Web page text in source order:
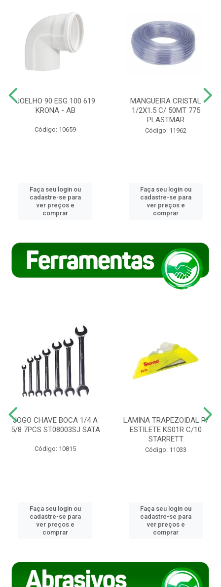
JOELHO 90 ESG 100 619
KRONA - AB
Código: 10659
Faça seu login ou
cadastre-se para
ver preços e
comprar
MANGUEIRA CRISTAL
1/2X1.5 C/ 50MT 775
PLASTMAR
Código: 11962
Faça seu login ou
cadastre-se para
ver preços e
comprar
JOGO CHAVE BOCA 1/4 A
5/8 7PCS ST08003SJ SATA
Código: 10815
Faça seu login ou
cadastre-se para
ver preços e
comprar
LAMINA TRAPEZOIDAL P/
ESTILETE KS01R C/10
STARRETT
Código: 11033
Faça seu login ou
cadastre-se para
ver preços e
comprar